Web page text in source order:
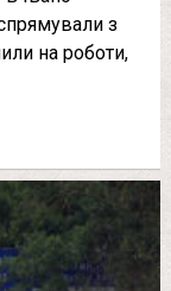
з
на роботи,